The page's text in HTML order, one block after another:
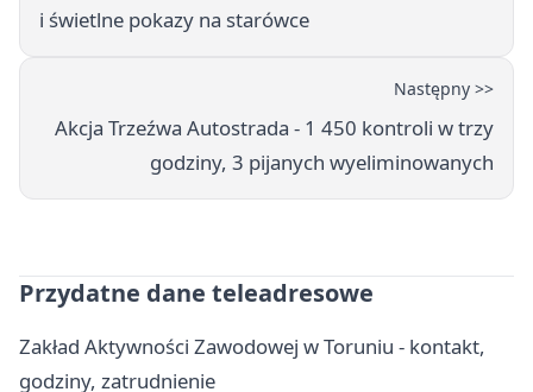
i świetlne pokazy na starówce
Następny >>
Akcja Trzeźwa Autostrada - 1 450 kontroli w trzy
godziny, 3 pijanych wyeliminowanych
Przydatne dane teleadresowe
Zakład Aktywności Zawodowej w Toruniu - kontakt,
godziny, zatrudnienie